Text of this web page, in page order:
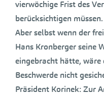
vierwöchige Frist des
berücksichtigen müssen.
Aber selbst wenn der
Hans Kronberger seine
eingebracht hätte,
Beschwerde nicht
Präsident Korinek: Zur